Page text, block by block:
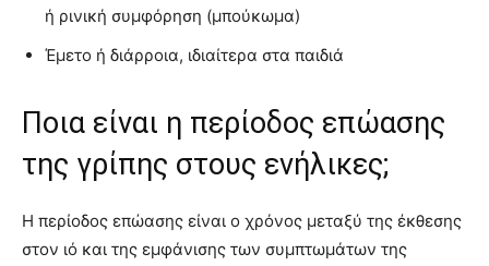
ή ρινική συμφόρηση (μπούκωμα)
Έμετο ή διάρροια, ιδιαίτερα στα παιδιά
Ποια είναι η περίοδος επώασης
της γρίπης στους ενήλικες;
Η περίοδος επώασης είναι ο χρόνος μεταξύ της έκθεσης
στον ιό και της εμφάνισης των συμπτωμάτων της